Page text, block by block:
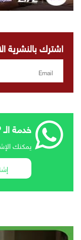
اشترك بالنشرية
خدمة الـ WHATSAPP
يمكنك